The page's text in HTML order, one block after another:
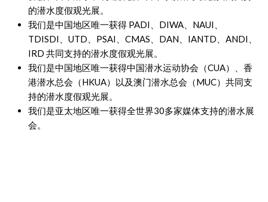
的潜水度假观光展。
我们是中国地区唯一获得 PADI、DIWA、NAUI、
TDISDI、UTD、PSAI、CMAS、DAN、IANTD、ANDI、
IRD 共同支持的潜水度假观光展。
我们是中国地区唯一获得中国潜水运动协会（CUA）、香
港潜水总会（HKUA）以及澳门潜水总会（MUC）共同支
持的潜水度假观光展。
我们是亚太地区唯一获得全世界30多家媒体支持的潜水展
会。